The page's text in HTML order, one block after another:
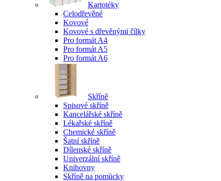
Kartotéky
Celodřevěné
Kovové
Kovové s dřevěnými čílky
Pro formát A4
Pro formát A5
Pro formát A6
Skříně
Spisové skříně
Kancelářské skříně
Lékařské skříně
Chemické skříně
Šatní skříně
Dílenské skříně
Univerzální skříně
Knihovny
Skříně na pomůcky